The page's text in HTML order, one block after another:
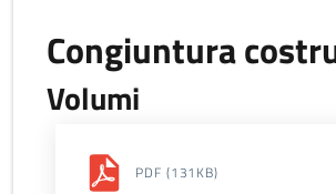
Congiuntura
Volumi
PDF (131KB)